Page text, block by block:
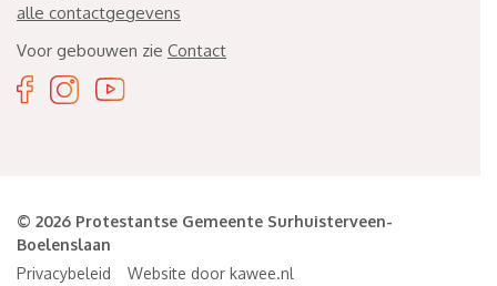
alle contactgegevens
Voor gebouwen zie Contact
© 2026 Protestantse Gemeente Surhuisterveen-
Boelenslaan
Privacybeleid
Website door kawee.nl